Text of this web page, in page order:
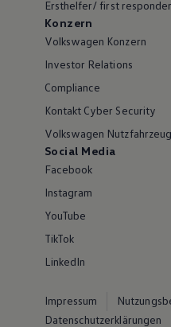
Ersthelfer/ first responder
Konzern
Volkswagen Konzern
Investor Relations
Compliance
Kontakt Cyber Security
Volkswagen
Social Media
Facebook
Instagram
YouTube
TikTok
LinkedIn
Impressum
Datenschutzerklärungen